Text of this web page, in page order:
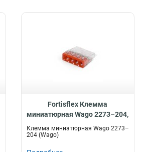
Fortisflex Клемма
миниатюрная Wago 2273–204,
Клемма миниатюрная Wago 2273–
204 (Wago)